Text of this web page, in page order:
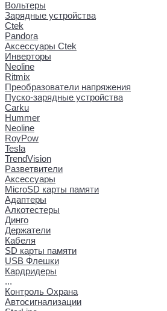
Вольтеры
Зарядные устройства
Ctek
Pandora
Аксессуары Ctek
Инверторы
Neoline
Ritmix
Преобразователи напряжения
Пуско-зарядные устройства
Carku
Hummer
Neoline
RoyPow
Tesla
TrendVision
Разветвители
Аксессуары
MicroSD карты памяти
Адаптеры
Алкотестеры
Динго
Держатели
Кабеля
SD карты памяти
USB Флешки
Кардридеры
...
Контроль Охрана
Автосигнализации